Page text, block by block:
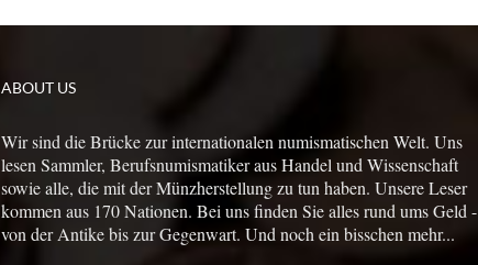
ABOUT US
Wir sind die Brücke zur internationalen numismatischen Welt. Uns
lesen Sammler, Berufsnumismatiker aus Handel und Wissenschaft
sowie alle, die mit der Münzherstellung zu tun haben. Unsere Leser
kommen aus 170 Nationen. Bei uns finden Sie alles rund ums Geld -
von der Antike bis zur Gegenwart. Und noch ein bisschen mehr...